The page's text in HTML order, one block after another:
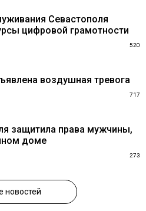
Севастополя
цифровой грамотности
520
воздушная тревога
717
защитила права мужчины,
доме
273
новостей